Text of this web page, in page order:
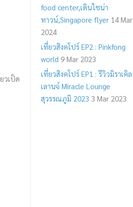
วเป็ด
food center,เดินไชน่า
ทาวน์,Singapore flyer 14 Mar
2024
เที่ยวสิงคโปร์ EP2 : Pinkfong
world 9 Mar 2023
เที่ยวสิงคโปร์ EP1 : รีวิวมิราเคิล
เลานจ์ Miracle Lounge
สุวรรณภูมิ 2023 3 Mar 2023